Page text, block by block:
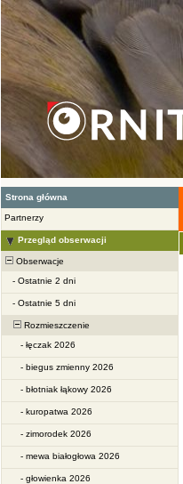
Strona główna
Partnerzy
Przegląd obserwacji
Obserwacje
- Ostatnie 2 dni
- Ostatnie 5 dni
Rozmieszczenie
- łęczak 2026
- biegus zmienny 2026
- błotniak łąkowy 2026
- kuropatwa 2026
- zimorodek 2026
- mewa białogłowa 2026
- głowienka 2026